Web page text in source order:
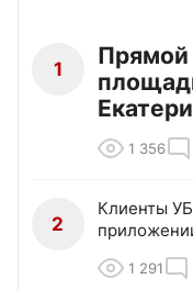
1
Прямой
1 356
2
Клиенты
1 291